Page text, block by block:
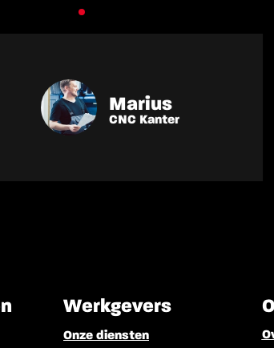
Marius
CNC Kanter
Werkgevers
Onze diensten